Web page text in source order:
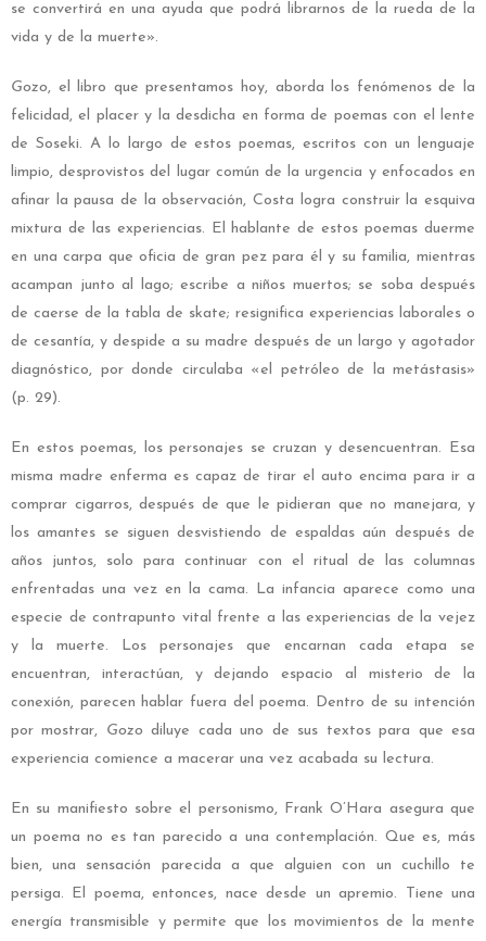
se convertirá en una ayuda que podrá librarnos de la rueda de la
vida y de la muerte».
Gozo, el libro que presentamos hoy, aborda los fenómenos de la
felicidad, el placer y la desdicha en forma de poemas con el lente
de Soseki. A lo largo de estos poemas, escritos con un lenguaje
limpio, desprovistos del lugar común de la urgencia y enfocados en
afinar la pausa de la observación, Costa logra construir la esquiva
mixtura de las experiencias. El hablante de estos poemas duerme
en una carpa que oficia de gran pez para él y su familia, mientras
acampan junto al lago; escribe a niños muertos; se soba después
de caerse de la tabla de skate; resignifica experiencias laborales o
de cesantía, y despide a su madre después de un largo y agotador
diagnóstico, por donde circulaba «el petróleo de la metástasis»
(p. 29).
En estos poemas, los personajes se cruzan y desencuentran. Esa
misma madre enferma es capaz de tirar el auto encima para ir a
comprar cigarros, después de que le pidieran que no manejara, y
los amantes se siguen desvistiendo de espaldas aún después de
años juntos, solo para continuar con el ritual de las columnas
enfrentadas una vez en la cama. La infancia aparece como una
especie de contrapunto vital frente a las experiencias de la vejez
y la muerte. Los personajes que encarnan cada etapa se
encuentran, interactúan, y dejando espacio al misterio de la
conexión, parecen hablar fuera del poema. Dentro de su intención
por mostrar, Gozodiluye cada uno de sus textos para que esa
experiencia comience a macerar una vez acabada su lectura.
En su manifiesto sobre el personismo, Frank O’Hara asegura que
un poema no es tan parecido a una contemplación. Que es, más
bien, una sensación parecida a que alguien con un cuchillo te
persiga. El poema, entonces, nace desde un apremio. Tiene una
energía transmisible y permite que los movimientos de la mente